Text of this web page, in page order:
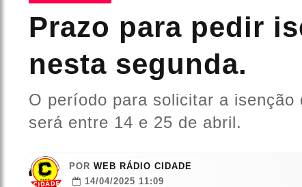
Prazo para pedir
nesta segunda.
O período para solicitar a
será entre 14 e 25 de abril.
POR WEB RÁDIO CIDADE
14/04/2025 11:09